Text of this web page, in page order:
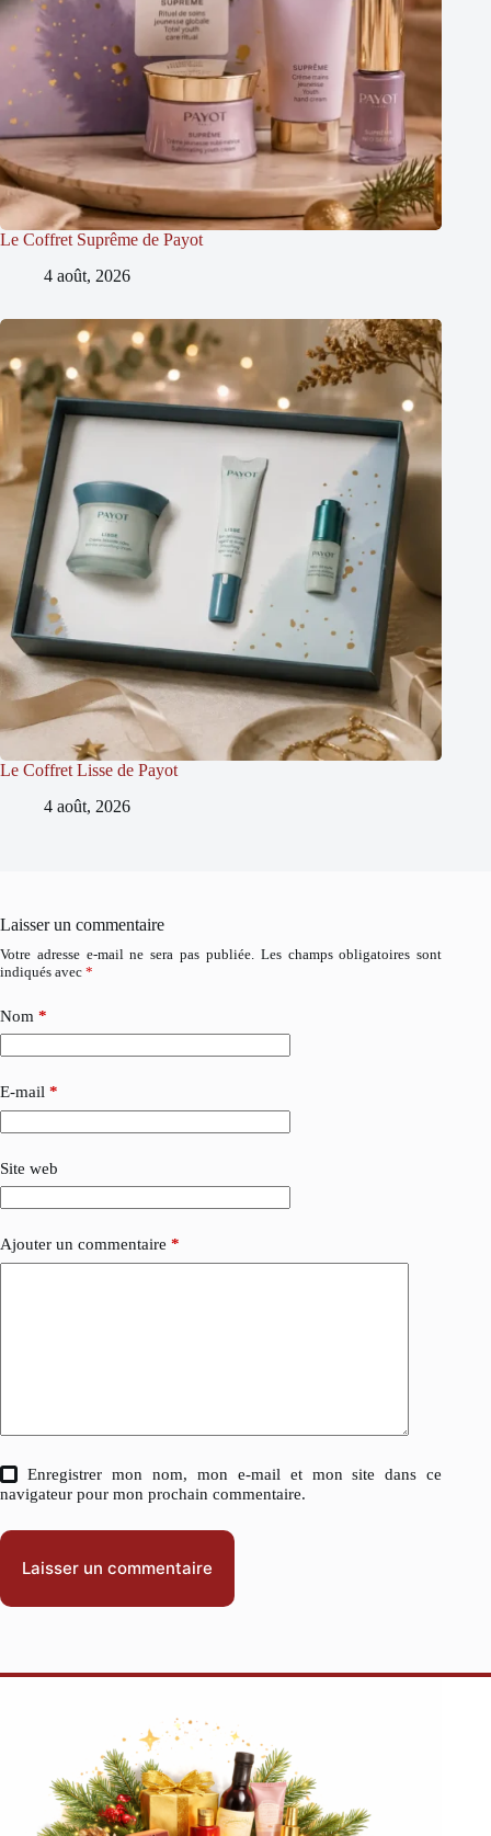
Le Coffret Suprême de Payot
4 août, 2026
Le Coffret Lisse de Payot
4 août, 2026
Laisser un commentaire
Votre adresse e-mail ne sera pas publiée. Les champs obligatoires sont
indiqués avec *
Nom *
E-mail *
Site web
Ajouter un commentaire *
Enregistrer mon nom, mon e-mail et mon site dans ce
navigateur pour mon prochain commentaire.
Laisser un commentaire